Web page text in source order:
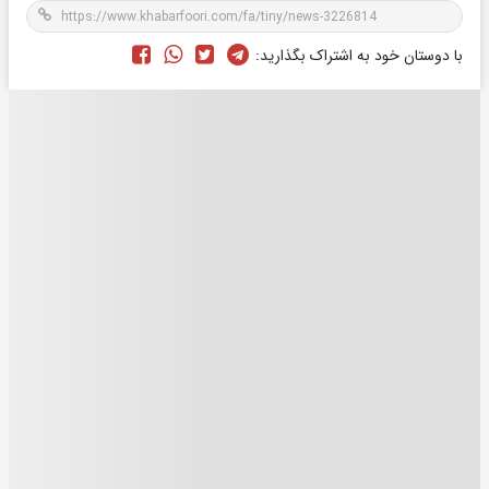
با دوستان خود به اشتراک بگذارید: